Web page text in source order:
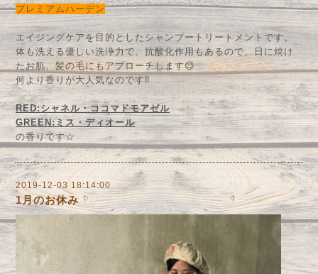
プレミアムハーデン
エイジングケアを目的としたシャンプートリートメントです。
体も洗える優しい洗浄力で、抗酸化作用もあるので、日に焼け
たお肌、髪の毛にもアプローチします😊
何より香りが大人気なのです‼︎
RED:シャネル・ココマドモアゼル
GREEN:ミス・ディオール
の香りです☆
2019-12-03 18:14:00
1月のお休み